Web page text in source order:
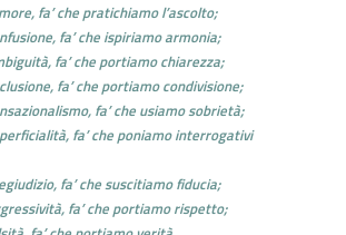
fa’ che pratichiamo l’ascolto;
fa’ che ispiriamo armonia;
fa’ che portiamo chiarezza;
fa’ che portiamo condivisione;
fa’ che usiamo sobrietà;
fa’ che poniamo interrogativi
fa’ che suscitiamo fiducia;
fa’ che portiamo rispetto;